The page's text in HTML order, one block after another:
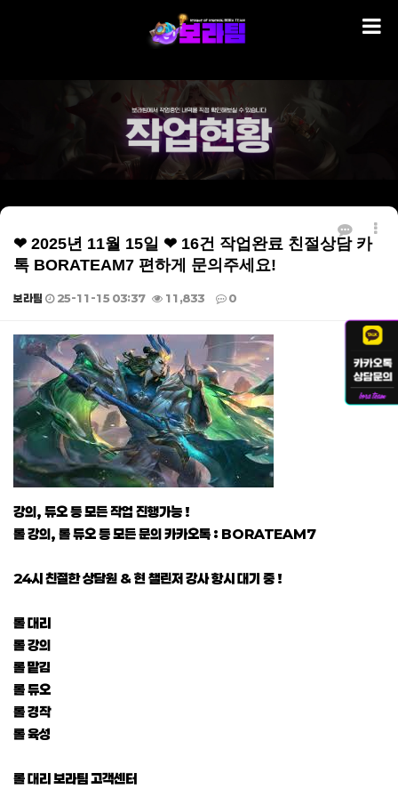
❤ 2025년 11월 15일 ❤ 16건 작업완료 친절상담 카
톡 BORATEAM7 편하게 문의주세요!
보라팀 25-11-15 03:37 11,833 0
본문
강의, 듀오 등 모든 작업 진행가능 !
롤 강의, 롤 듀오 등 모든 문의 카카오톡 : BORATEAM7
24시 친절한 상담원 & 현 챌린저 강사 항시 대기 중 !
롤 대리
롤 강의
롤 맡김
롤 듀오
롤 경작
롤 육성
롤 대리 보라팀 고객센터